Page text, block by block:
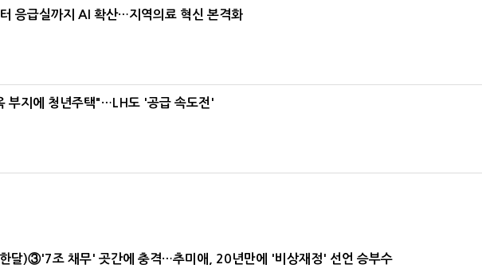
응급실까지 AI 확산…지역의료 혁신 본격화
부지에 청년주택"…LH도 '공급 속도전'
달)③'7조 채무' 곳간에 충격…추미애, 20년만에 '비상재정' 선언 승부수